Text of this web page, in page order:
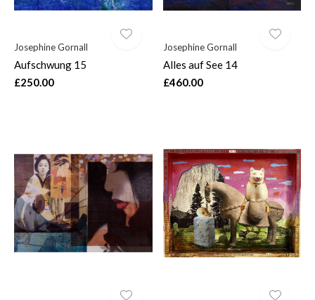
Josephine Gornall
Aufschwung 15
£250.00
Josephine Gornall
Alles auf See 14
£460.00